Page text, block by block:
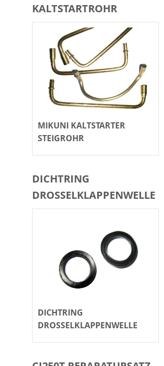
KALTSTARTROHR
MIKUNI KALTSTARTER
STEIGROHR
DICHTRING
DROSSELKLAPPENWELLE
DICHTRING
DROSSELKLAPPENWELLE